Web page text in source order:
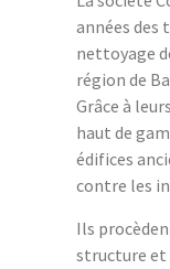
années des
nettoyage
région de
Grâce à
haut de
édifices
contre les
Ils
structure et